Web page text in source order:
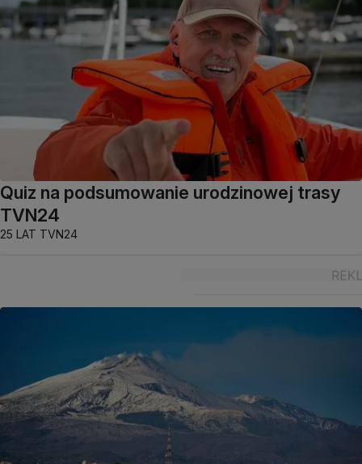
Quiz na podsumowanie urodzinowej trasy
TVN24
25 LAT TVN24